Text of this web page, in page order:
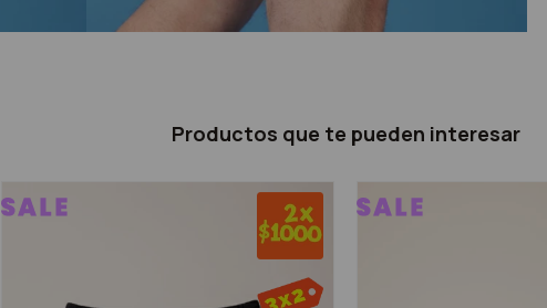
Productos que te pueden interesar